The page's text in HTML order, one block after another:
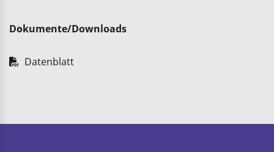
Dokumente/Downloads
Datenblatt